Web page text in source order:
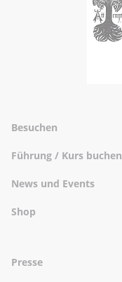
Besuchen
Führung / Kurs buchen
News und Events
Shop
Presse